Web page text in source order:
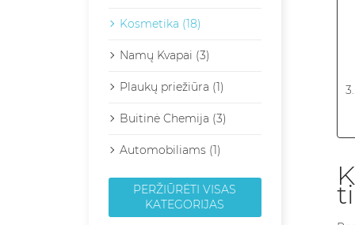
Kosmetika (18)
Namų Kvapai (3)
Plaukų priežiūra (1)
Buitinė Chemija (3)
Automobiliams (1)
PERŽIŪRĖTI VISAS
KATEGORIJAS